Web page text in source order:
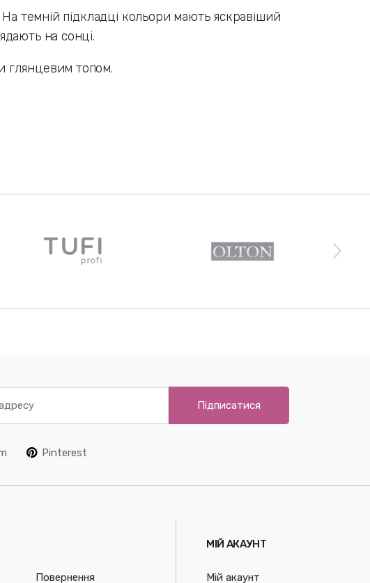
темній підкладці кольори мають яскравіший
на сонці.
глянцевим топом.
Підписатися
Pinterest
Повернення
МІЙ АКАУНТ
Мій акаунт